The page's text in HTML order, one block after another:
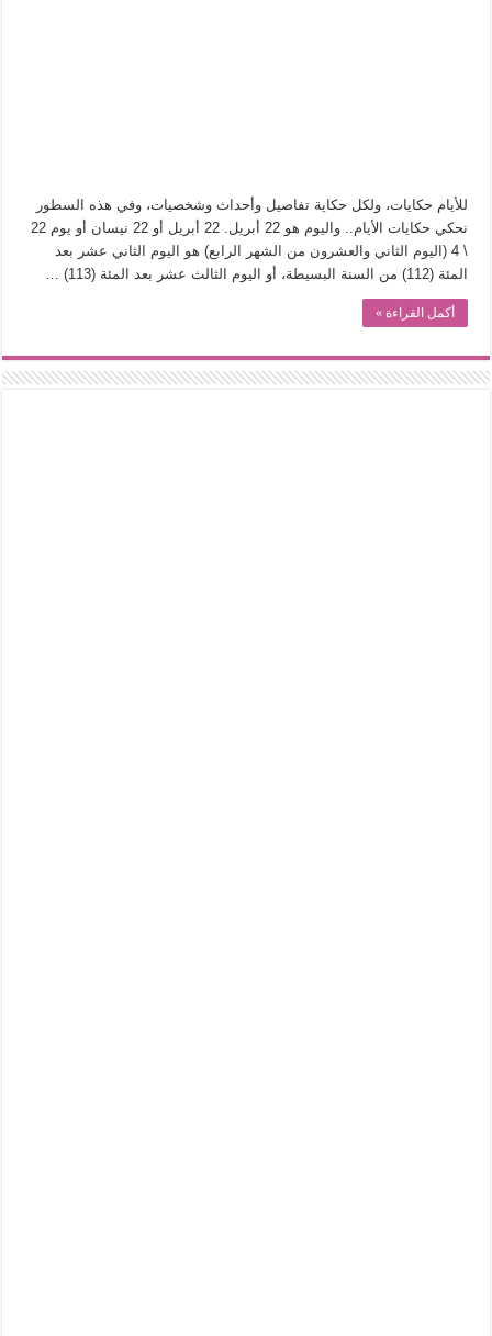
الطعام في الحضارة الإسلامية.. تاريخ يُقرأ بالنكهات
يوم شاهدت زينات صدقي على المسرح وسرحت!
للأيام حكايات، ولكل حكاية تفاصيل وأحداث وشخصيات، وفي هذه السطور
نحكي حكايات الأيام.. واليوم هو 22 أبريل. 22 أبريل أو 22 نيسان أو يوم 22
\ 4 (اليوم الثاني والعشرون من الشهر الرابع) هو اليوم الثاني عشر بعد
المئة (112) من السنة البسيطة، أو اليوم الثالث عشر بعد المئة (113) …
أكمل القراءة »